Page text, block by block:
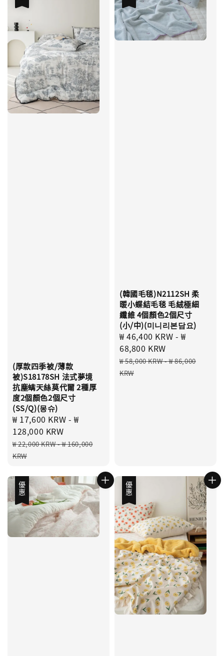
(厚款四季被/薄款
被)S18178SH 法式夢境
抗塵螨天絲莫代爾 2種厚
度2個顏色2個尺寸
(SS/Q)(몽슈)
Sale
price
₩ 17,600 KRW -₩
128,000 KRW
Regular
price
₩ 22,000 KRW-₩ 160,000
KRW
(韓國毛毯)N2112SH 柔
暖小蝶結毛毯 毛絨極細
纖維 4個顏色2個尺寸
(小/中)(미니리본담요)
Sale
price
₩ 46,400 KRW -₩
68,800 KRW
Regular
price
₩ 58,000 KRW-₩ 86,000
KRW
優惠 優惠